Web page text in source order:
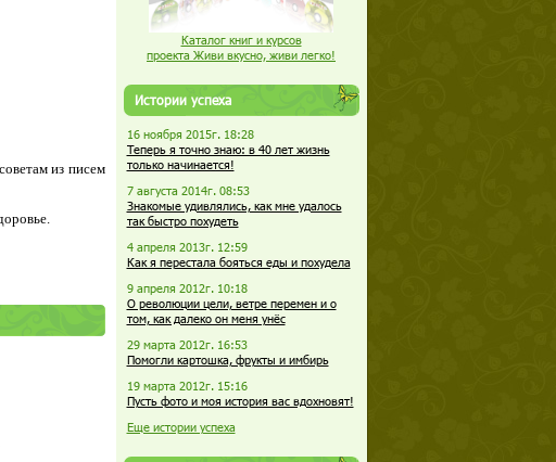
из писем
Каталог книг и курсов
проекта Живи вкусно, живи легко!
Истории успеха
16 ноября 2015г. 18:28
Теперь я точно знаю: в 40 лет жизнь
только начинается!
7 августа 2014г. 08:53
Знакомые удивлялись, как мне удалось
так быстро похудеть
4 апреля 2013г. 12:59
Как я перестала бояться еды и похудела
9 апреля 2012г. 10:18
О революции цели, ветре перемен и о
том, как далеко он меня унёс
29 марта 2012г. 16:53
Помогли картошка, фрукты и имбирь
19 марта 2012г. 15:16
Пусть фото и моя история вас вдохновят!
Еще истории успеха